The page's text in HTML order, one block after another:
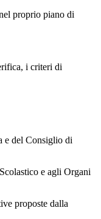
proprio piano di
i criteri di
del Consiglio di
e agli Organi
proposte dalla